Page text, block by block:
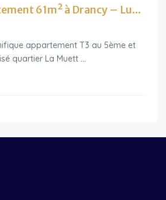
61m² à Drancy – Lu...
appartement T3 au 5ème et
quartier La Muett ...